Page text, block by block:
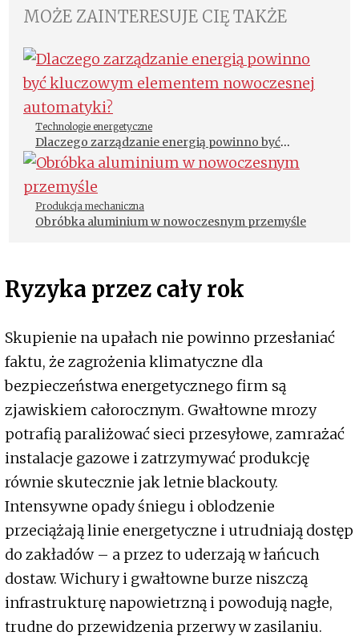
MOŻE ZAINTERESUJE CIĘ TAKŻE
Technologie energetyczne
Dlaczego zarządzanie energią powinno być
kluczowym elementem nowoczesnej automatyki?
Produkcja mechaniczna
Obróbka aluminium w nowoczesnym przemyśle
Ryzyka przez cały rok
Skupienie na upałach nie powinno przesłaniać
faktu, że zagrożenia klimatyczne dla
bezpieczeństwa energetycznego firm są
zjawiskiem całorocznym. Gwałtowne mrozy
potrafią paraliżować sieci przesyłowe, zamrażać
instalacje gazowe i zatrzymywać produkcję
równie skutecznie jak letnie blackouty.
Intensywne opady śniegu i oblodzenie
przeciążają linie energetyczne i utrudniają dostęp
do zakładów – a przez to uderzają w łańcuch
dostaw. Wichury i gwałtowne burze niszczą
infrastrukturę napowietrzną i powodują nagłe,
trudne do przewidzenia przerwy w zasilaniu.